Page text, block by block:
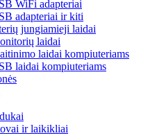
WiFi adapteriai
adapteriai ir kiti
jungiamieji laidai
laidai
laidai kompiuteriams
laidai kompiuteriams
ir laikikliai